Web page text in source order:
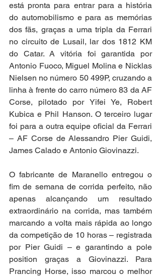
está pronta para entrar para a história
do automobilismo e para as memórias
dos fãs, graças a uma tripla da Ferrari
no circuito de Lusail, lar dos 1812 KM
do Catar. A vitória foi garantida por
Antonio Fuoco, Miguel Molina e Nicklas
Nielsen no número 50 499P, cruzando a
linha à frente do carro número 83 da AF
Corse, pilotado por Yifei Ye, Robert
Kubica e Phil Hanson. O terceiro lugar
foi para a outra equipe oficial da Ferrari
– AF Corse de Alessandro Pier Guidi,
James Calado e Antonio Giovinazzi.
O fabricante de Maranello entregou o
fim de semana de corrida perfeito, não
apenas alcançando um resultado
extraordinário na corrida, mas também
marcando a volta mais rápida ao longo
da competição de 10 horas – registrada
por Pier Guidi – e garantindo a pole
position graças a Giovinazzi. Para
Prancing Horse, isso marcou o melhor